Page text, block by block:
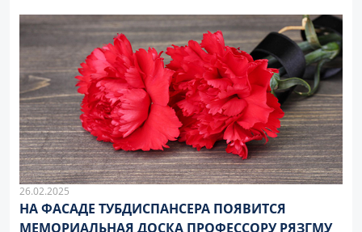
26.02.2025
НА ФАСАДЕ ТУБДИСПАНСЕРА ПОЯВИТСЯ
МЕМОРИАЛЬНАЯ ДОСКА ПРОФЕССОРУ РЯЗГМУ